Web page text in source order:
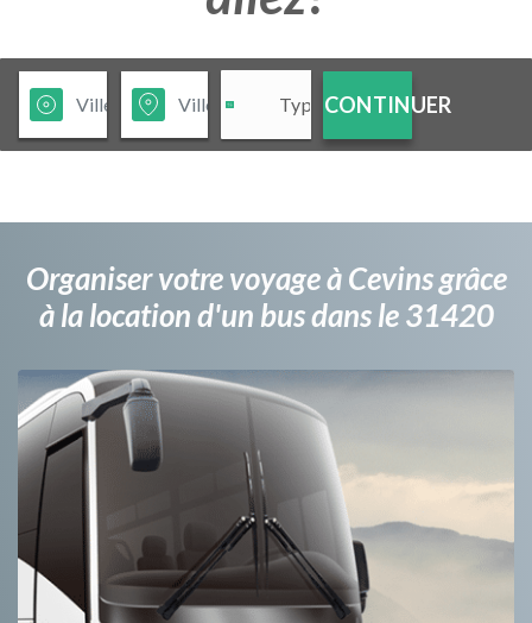
CONTINUER
Organiser votre voyage à Cevins grâce
à la location d'un bus dans le 31420